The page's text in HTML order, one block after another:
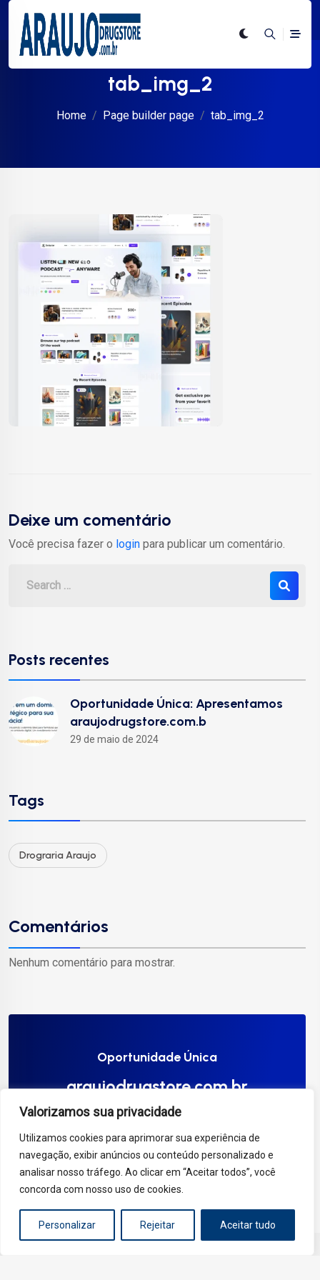
Valorizamos sua privacidade
Utilizamos cookies para aprimorar sua experiência de
navegação, exibir anúncios ou conteúdo personalizado e
analisar nosso tráfego. Ao clicar em “Aceitar todos”, você
concorda com nosso uso de cookies.
Personalizar Rejeitar Aceitar tudo
tab_img_2
Home Page builder page tab_img_2
Deixe um comentário
Você precisa fazer o login para publicar um comentário.
Posts recentes
Oportunidade Única: Apresentamos
araujodrugstore.com.b
29 de maio de 2024
Tags
Drograria Araujo
Comentários
Nenhum comentário para mostrar.
Oportunidade Única
araujodrugstore.com.br
Compre Agora